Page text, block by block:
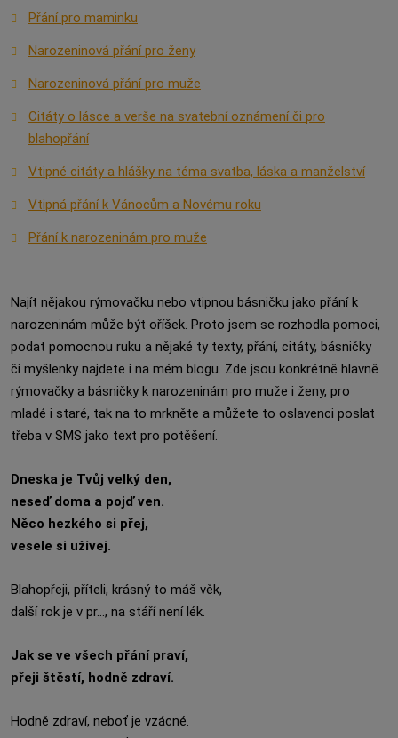
Přání pro maminku
Narozeninová přání pro ženy
Narozeninová přání pro muže
Citáty o lásce a verše na svatební oznámení či pro
blahopřání
Vtipné citáty a hlášky na téma svatba, láska a manželství
Vtipná přání k Vánocům a Novému roku
Přání k narozeninám pro muže
Najít nějakou rýmovačku nebo vtipnou básničku jako přání k
narozeninám může být oříšek. Proto jsem se rozhodla pomoci,
podat pomocnou ruku a nějaké ty texty, přání, citáty, básničky
či myšlenky najdete i na mém blogu. Zde jsou konkrétně hlavně
rýmovačky a básničky k narozeninám pro muže i ženy, pro
mladé i staré, tak na to mrkněte a můžete to oslavenci poslat
třeba v SMS jako text pro potěšení.
Dneska je Tvůj velký den,
neseď doma a pojď ven.
Něco hezkého si přej,
vesele si užívej.
Blahopřeji, příteli, krásný to máš věk,
další rok je v pr..., na stáří není lék.
Jak se ve všech přání praví,
přeji štěstí, hodně zdraví.
Hodně zdraví, neboť je vzácné.